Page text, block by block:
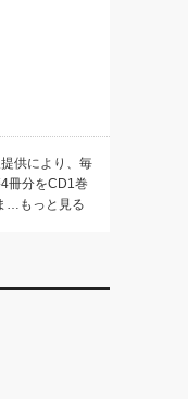
供により、毎
冊分をCD1巻
…もっと見る